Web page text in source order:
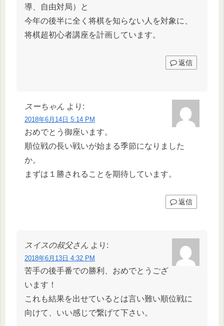
導、自由対局）と
今年の後半に全く将棋を知らない人を対象に、
将棋超初心者講座を計画しています。
返信
スーちゃん より:
2018年6月14日 5:14 PM
おめでとう御座います。
順位戦の長い戦いが始まる季節になりました
か。
まずは１勝されることを期待しています。
返信
スイスの叔父さん より:
2018年6月13日 4:32 PM
苦手の後手番での勝利、おめでとうござ
います！
これも結果を出せているとは言い難い順位戦に
向けて、いい感じで繋げて下さい。